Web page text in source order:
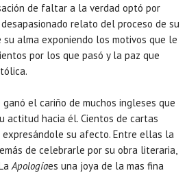
de faltar a la verdad optó por
relato del proceso de su
su alma exponiendo los motivos que le
por los que pasó y la paz que
el cariño de muchos ingleses que
actitud hacia él. Cientos de cartas
su afecto. Entre ellas la
de celebrarle por su obra literaria,
Apologíaes una joya de la mas fina